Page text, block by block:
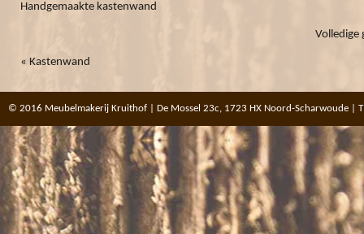
Handgemaakte kastenwand
« Kastenwand
© 2016 Meubelmakerij Kruithof | De Mossel 23c, 1723 HX Noord-Scharwoude |